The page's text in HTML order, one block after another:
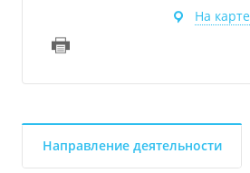
На карте
Направление деятельности